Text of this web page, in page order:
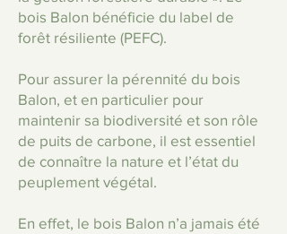
bois Balon bénéficie du label de
forêt résiliente (PEFC).
Pour assurer la pérennité du bois
Balon, et en particulier pour
maintenir sa biodiversité et son rôle
de puits de carbone, il est essentiel
de connaître la nature et l’état du
peuplement végétal.
En effet, le bois Balon n’a jamais été